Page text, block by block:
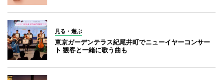
見る・遊ぶ
東京ガーデンテラス紀尾井町でニューイヤーコンサー
ト 観客と一緒に歌う曲も